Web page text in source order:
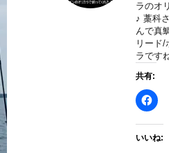
ラのオ
♪ 藁科
んで真
リード/
ラです
共有:
いいね: